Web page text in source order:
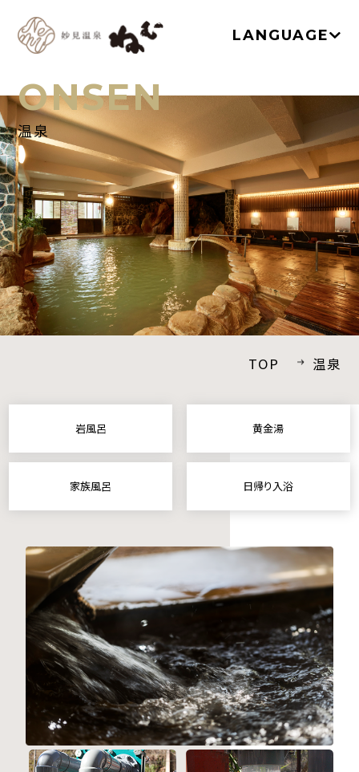
LANGUAGE
TOP
温泉 お部屋
ネムノキ茶屋 新着情報
アクセス よくあるご質問
INSTAGRAM
ONSEN
温泉
TOP 温泉
岩風呂 黄金湯
家族風呂 日帰り入浴